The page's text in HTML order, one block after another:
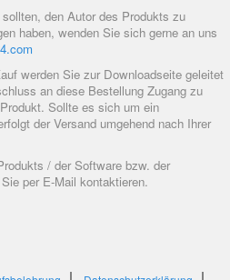
den Autor des Produkts zu
haben, wenden Sie sich gerne an uns
werden Sie zur Downloadseite geleitet
an diese Bestellung Zugang zu
Sollte es sich um ein
der Versand umgehend nach Ihrer
/ der Software bzw. der
per E-Mail kontaktieren.